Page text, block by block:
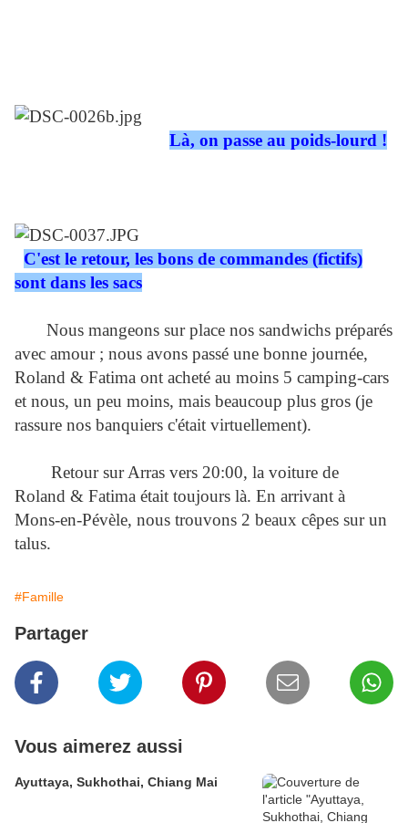
Là, on passe au poids-lourd !
C'est le retour, les bons de commandes (fictifs)
sont dans les sacs
Nous mangeons sur place nos sandwichs préparés
avec amour ; nous avons passé une bonne journée,
Roland & Fatima ont acheté au moins 5 camping-cars
et nous, un peu moins, mais beaucoup plus gros (je
rassure nos banquiers c'était virtuellement).
Retour sur Arras vers 20:00, la voiture de
Roland & Fatima était toujours là. En arrivant à
Mons-en-Pévèle, nous trouvons 2 beaux cêpes sur un
talus.
#Famille
Partager
Vous aimerez aussi
Ayuttaya, Sukhothai, Chiang Mai